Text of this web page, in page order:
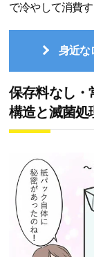
で冷やして消費
身近な
保存料なし・
構造と滅菌処